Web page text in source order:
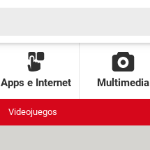
Apps e Internet Multimedia
Videojuegos